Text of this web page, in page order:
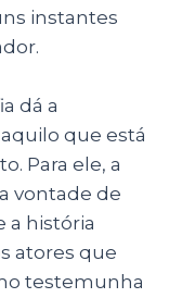
instantes
dá a
que está
Para ele, a
vontade de
a história
atores que
testemunha